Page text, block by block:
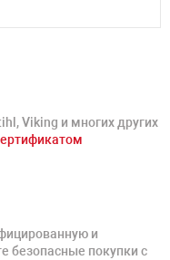
Viking и многих других
и
безопасные покупки с